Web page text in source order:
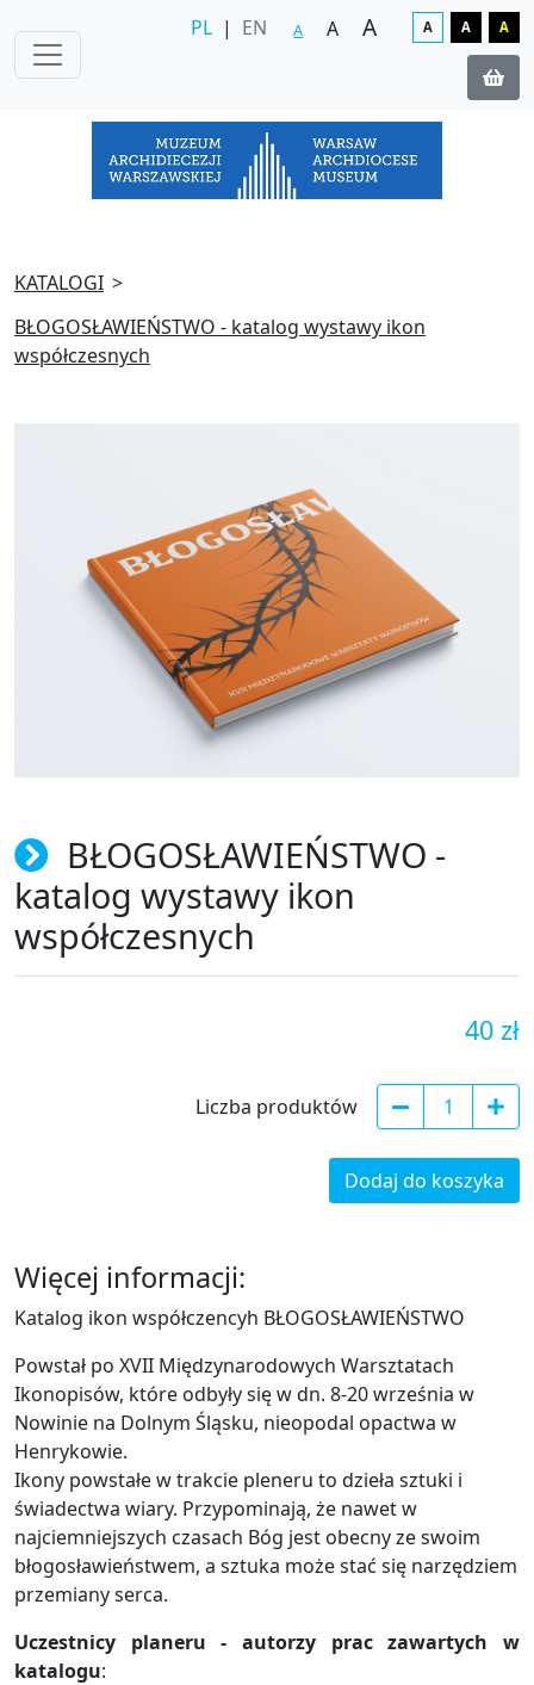
PL | EN A A A A A A
KATALOGI
BŁOGOSŁAWIEŃSTWO - katalog wystawy ikon
współczesnych
BŁOGOSŁAWIEŃSTWO -
katalog wystawy ikon
współczesnych
40 zł
Liczba produktów
Dodaj do koszyka
Więcej informacji:
Katalog ikon współczencyh BŁOGOSŁAWIEŃSTWO
Powstał po XVII Międzynarodowych Warsztatach
Ikonopisów, które odbyły się w dn. 8-20 września w
Nowinie na Dolnym Śląsku, nieopodal opactwa w
Henrykowie.
Ikony powstałe w trakcie pleneru to dzieła sztuki i
świadectwa wiary. Przypominają, że nawet w
najciemniejszych czasach Bóg jest obecny ze swoim
błogosławieństwem, a sztuka może stać się narzędziem
przemiany serca.
Uczestnicy planeru - autorzy prac zawartych w
katalogu: